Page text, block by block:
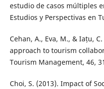
estudio de casos múltiples
Estudios y Perspectivas en
Cehan, A., Eva, M., & Iațu,
approach to tourism
Tourism Management, 46,
Choi, S. (2013). Impact of